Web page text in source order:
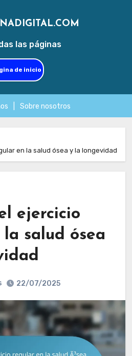
las páginas
de inicio
Sobre nosotros
en la salud ósea y la longevidad
ejercicio
salud ósea
22/07/2025